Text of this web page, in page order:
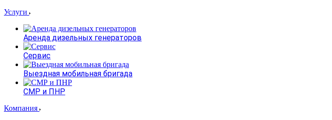
Услуги
Аренда дизельных генераторов
Сервис
Выездная мобильная бригада
СМР и ПНР
Компания